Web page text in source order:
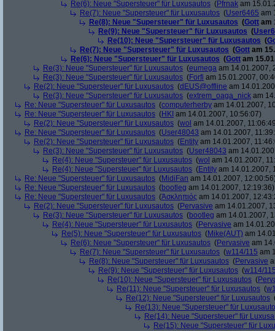
Re(6): Neue "Supersteuer" für Luxusautos (Pfrnak am
Re(7): Neue "Supersteuer" für Luxusautos (User6465 am
Re(8): Neue "Supersteuer" für Luxusautos (Gott am
Re(9): Neue "Supersteuer" für Luxusautos (
Re(10): Neue "Supersteuer" für Luxusautos (
Re(7): Neue "Supersteuer" für Luxusautos (Gott am
Re(6): Neue "Supersteuer" für Luxusautos (Gott am
Re(3): Neue "Supersteuer" für Luxusautos (eumega am 14.01.2007,
Re(3): Neue "Supersteuer" für Luxusautos (Forfi am 15.01.2007,
Re(2): Neue "Supersteuer" für Luxusautos (dEUS@offline am
Re(3): Neue "Supersteuer" für Luxusautos (extrem_oaga_nick am
Re: Neue "Supersteuer" für Luxusautos (computerherby am 14.01.2007,
Re: Neue "Supersteuer" für Luxusautos (HKI am 14.01.2007, 10:56:07)
Re(2): Neue "Supersteuer" für Luxusautos (wol am 14.01.2007,
Re: Neue "Supersteuer" für Luxusautos (User48043 am 14.01.2007,
Re(2): Neue "Supersteuer" für Luxusautos (Entity am 14.01.2007,
Re(3): Neue "Supersteuer" für Luxusautos (User48043 am
Re(4): Neue "Supersteuer" für Luxusautos (wol am 14.01.2007,
Re(4): Neue "Supersteuer" für Luxusautos (Entity am 14.01.2007,
Re: Neue "Supersteuer" für Luxusautos (MidiFan am 14.01.2007,
Re: Neue "Supersteuer" für Luxusautos (bootleg am 14.01.2007, 12:19:36)
Re: Neue "Supersteuer" für Luxusautos (Ἀσκληπιός am 14.01.2007,
Re(2): Neue "Supersteuer" für Luxusautos (Pervasive am 14.01.2007,
Re(3): Neue "Supersteuer" für Luxusautos (bootleg am 14.01.2007,
Re(4): Neue "Supersteuer" für Luxusautos (Pervasive am
Re(5): Neue "Supersteuer" für Luxusautos (Mike(AUT) am
Re(6): Neue "Supersteuer" für Luxusautos (Pervasive am
Re(7): Neue "Supersteuer" für Luxusautos (w114/115 am
Re(8): Neue "Supersteuer" für Luxusautos (Pervasive
Re(9): Neue "Supersteuer" für Luxusautos (w114/
Re(10): Neue "Supersteuer" für Luxusautos (
Re(11): Neue "Supersteuer" für Luxusautos (
Re(12): Neue "Supersteuer" für Luxusautos
Re(13): Neue "Supersteuer" für
Re(14): Neue "Supersteuer" für
Re(15): Neue "Supersteuer" für